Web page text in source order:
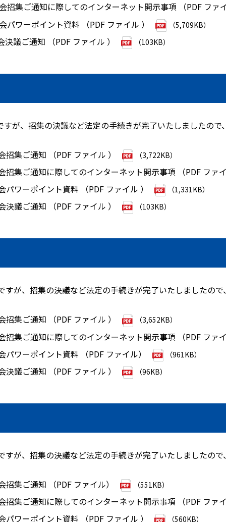
招集ご通知に際してのインターネット開示事項 （PDF ファ
パワーポイント資料 （PDF ファイル ）
（5,709KB）
議ご通知 （PDF ファイル ） （103KB）
が、招集の決議など法定の手続きが完了いたしましたの
集ご通知 （PDF ファイル ） （3,722KB）
招集ご通知に際してのインターネット開示事項 （PDF ファ
ワーポイント資料 （PDF ファイル ）
（1,331KB）
議ご通知 （PDF ファイル ） （103KB）
が、招集の決議など法定の手続きが完了いたしましたの
集ご通知 （PDF ファイル ） （3,652KB）
招集ご通知に際してのインターネット開示事項 （PDF ファ
ワーポイント資料 （PDF ファイル）
（961KB）
議ご通知 （PDF ファイル ） （96KB）
が、招集の決議など法定の手続きが完了いたしましたの
集ご通知 （PDF ファイル） （551KB）
招集ご通知に際してのインターネット開示事項 （PDF ファ
ワーポイント資料 （PDF ファイル ）
（560KB）